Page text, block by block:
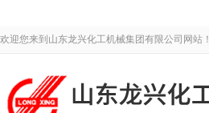
欢迎您来到山东龙兴化工机械集团有限公司网站！